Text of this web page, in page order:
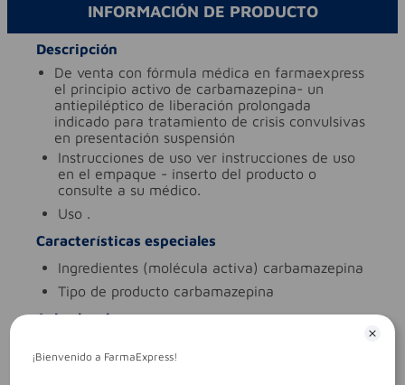
INFORMACIÓN DE PRODUCTO
Descripción
de venta con fórmula médica en farmaexpress
el principio activo de carbamazepina- un
antiepiléptico de liberación prolongada
indicado para tratamiento de crisis convulsivas
en presentación suspensión
instrucciones de uso ver instrucciones de uso
en el empaque - inserto del producto o
consulte a su médico.
uso .
Características especiales
ingredientes (molécula activa) carbamazepina
tipo de producto carbamazepina
Aviso legal
consumo. leer indicaciones y
¡Bienvenido a FarmaExpress!